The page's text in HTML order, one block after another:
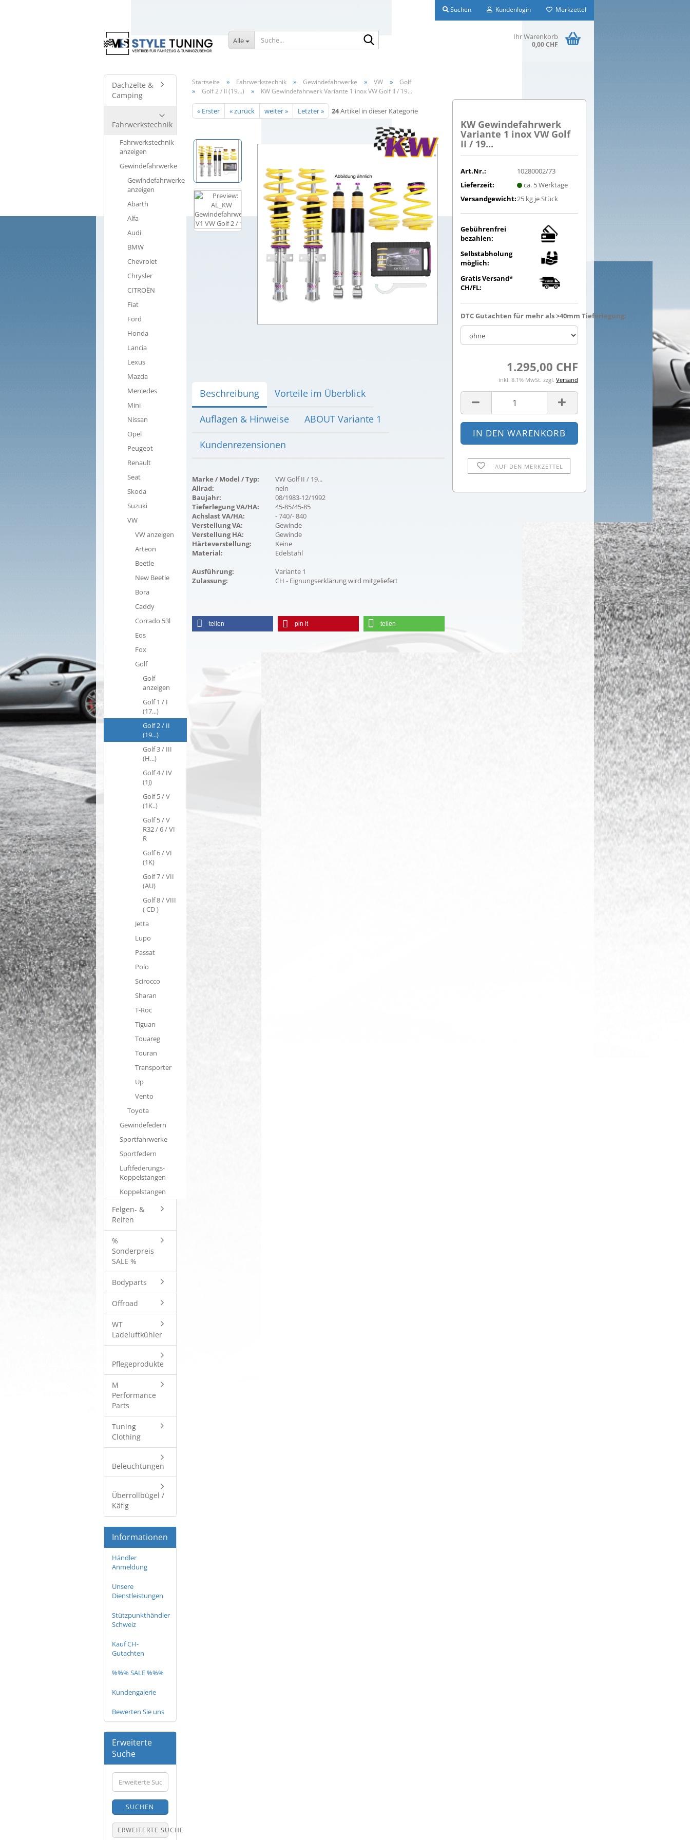
Suchen Kundenlogin Merkzettel
Alle Ihr Warenkorb
0,00 CHF
Startseite » Fahrwerkstechnik » Gewindefahrwerke » VW » Golf
» Golf 2 / II (19...) » KW Gewindefahrwerk Variante 1 inox VW Golf II / 19...
« Erster « zurück weiter » Letzter » 24Artikel in dieser Kategorie
KW Gewindefahrwerk
Variante 1 inox VW Golf
II / 19...
Art.Nr.:
10280002/73
Lieferzeit:
ca. 5 Werktage
Versandgewicht:25 kg je Stück
Gebührenfrei
bezahlen:
Selbstabholung
möglich:
Gratis Versand*
CH/FL:
DTC Gutachten für mehr als >40mm Tieferlegung:
1.295,00 CHF
inkl. 8.1% MwSt. zzgl. Versand
AUF DEN MERKZETTEL
Beschreibung Vorteile im Überblick
Auflagen & Hinweise ABOUT Variante 1
Kundenrezensionen
Marke / Model / Typ:
VW Golf II / 19...
Allrad:
nein
Baujahr:
08/1983-12/1992
Tieferlegung VA/HA:
45-85/45-85
Achslast VA/HA:
- 740/- 840
Verstellung VA:
Gewinde
Verstellung HA:
Gewinde
Härteverstellung:
Keine
Material:
Edelstahl
Ausführung:
Variante 1
Zulassung:
CH - Eignungserklärung wird mitgeliefert
teilen pin it teilen
Dachzelte &
Camping
Fahrwerkstechnik
Fahrwerkstechnik
anzeigen
Gewindefahrwerke
Gewindefahrwerke
anzeigen
Abarth
Alfa
Audi
BMW
Chevrolet
Chrysler
CITROËN
Fiat
Ford
Honda
Lancia
Lexus
Mazda
Mercedes
Mini
Nissan
Opel
Peugeot
Renault
Seat
Skoda
Suzuki
VW
VW anzeigen
Arteon
Beetle
New Beetle
Bora
Caddy
Corrado 53l
Eos
Fox
Golf
Golf
anzeigen
Golf 1 / I
(17...)
Golf 2 / II
(19...)
Golf 3 / III
(H...)
Golf 4 / IV
(1J)
Golf 5 / V
(1K..)
Golf 5 / V
R32 / 6 / VI
R
Golf 6 / VI
(1K)
Golf 7 / VII
(AU)
Golf 8 / VIII
( CD )
Jetta
Lupo
Passat
Polo
Scirocco
Sharan
T-Roc
Tiguan
Touareg
Touran
Transporter
Up
Vento
Toyota
Gewindefedern
Sportfahrwerke
Sportfedern
Luftfederungs-
Koppelstangen
Koppelstangen
Felgen- &
Reifen
%
Sonderpreis
SALE %
Bodyparts
Offroad
WT
Ladeluftkühler
Pflegeprodukte
M
Performance
Parts
Tuning
Clothing
Beleuchtungen
Überrollbügel /
Käfig
Informationen
Händler
Anmeldung
Unsere
Dienstleistungen
Stützpunkthändler
Schweiz
Kauf CH-
Gutachten
%%% SALE %%%
Kundengalerie
Bewerten Sie uns
Erweiterte
Suche
Erweiterte
Suche
SUCHEN
ERWEITERTE SUCHE